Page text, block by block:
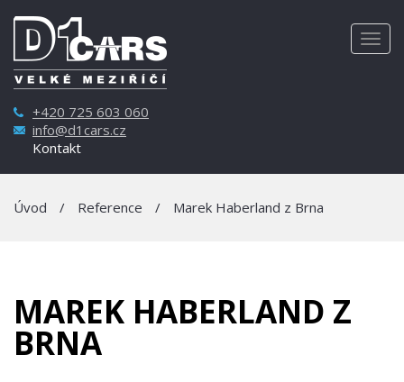
+420 725 603 060
info@d1cars.cz
Kontakt
Úvod / Reference / Marek Haberland z Brna
MAREK HABERLAND Z
BRNA